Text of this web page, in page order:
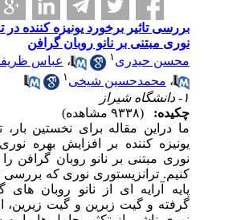
بررسی تاثیر برخورد یونیزه کننده در
نوری مبتنی بر نانو روبان گرافن
محسن حیدری۱ ،عباس
،محمدحسین شیخی
چکیده:
ما دراین مقاله برای نخستین بار،
یونیزه کننده بر افزایش بهره نوری
نوری مبتنی بر نانو روبان گرافن
کنیم. ترانزیستوری نوری که بررسی
پایه آرایه ای از نانو روبان های
گرفته و گیت زبرین و گیت زیرین،